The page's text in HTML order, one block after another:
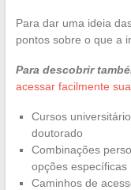
Para dar uma ideia
pontos sobre o que a
Para descobrir
acessar facilmente
Cursos
doutorado
Combinações
opções específicas
Caminhos de